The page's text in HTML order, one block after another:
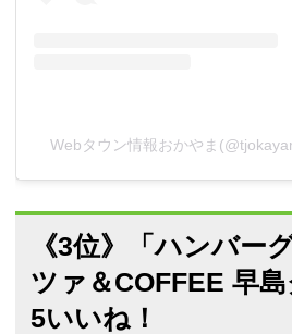
Webタウン情報おかやま
《3位》「ハンバー
ツァ＆COFFEE 早
5いいね！